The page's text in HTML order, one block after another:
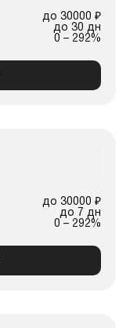
до 30000 ₽
до 30 дн
0 – 292%
до 30000 ₽
до 7 дн
0 – 292%